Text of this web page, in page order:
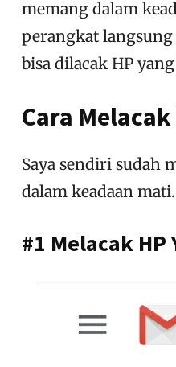
memang dalam
perangkat
bisa dilacak HP
Cara
Saya sendiri sudah
dalam keadaan
#1 Melacak